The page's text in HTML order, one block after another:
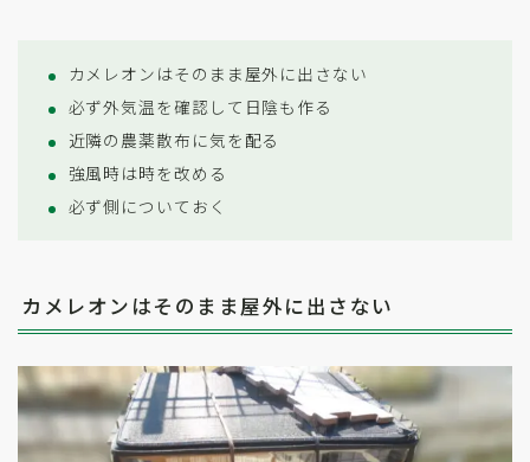
カメレオンはそのまま屋外に出さない
必ず外気温を確認して日陰も作る
近隣の農薬散布に気を配る
強風時は時を改める
必ず側についておく
カメレオンはそのまま屋外に出さない